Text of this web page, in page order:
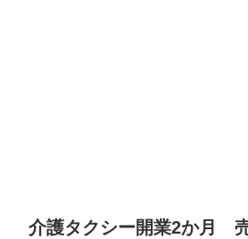
介護タクシー開業2か月